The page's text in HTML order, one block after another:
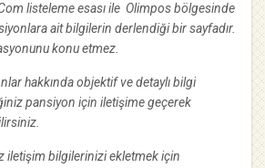
listeleme esası ile Olimpos bölgesinde
ait bilgilerin derlendiği bir sayfadır.
konu etmez.
hakkında objektif ve detaylı bilgi
pansiyon için iletişime geçerek
iletişim bilgilerinizi ekletmek için